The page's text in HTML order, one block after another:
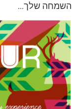
השמחה שלך…